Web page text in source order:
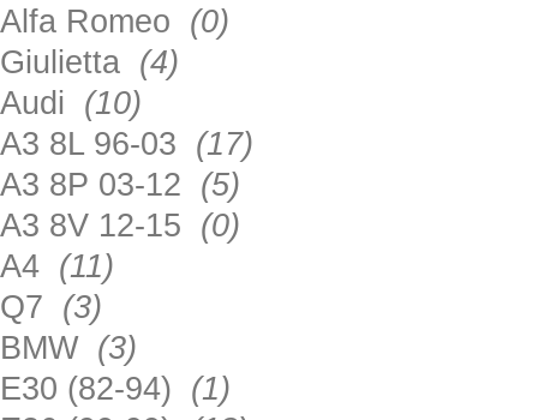
Alfa Romeo (0)
Giulietta (4)
Audi (10)
A3 8L 96-03 (17)
A3 8P 03-12 (5)
A3 8V 12-15 (0)
A4 (11)
Q7 (3)
BMW (3)
E30 (82-94) (1)